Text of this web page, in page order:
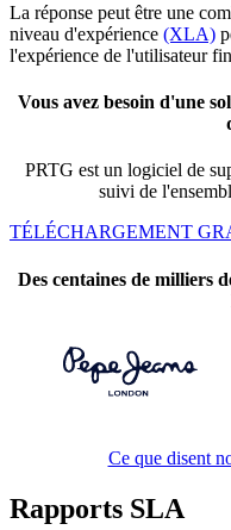
La réponse peut être une
niveau d'expérience (XLA)
l'expérience de l'utilisateur
Vous avez besoin d'une
PRTG est un logiciel de
suivi de
TÉLÉCHARGEMENT
Des centaines de milliers
Ce que disent
Rapports SLA